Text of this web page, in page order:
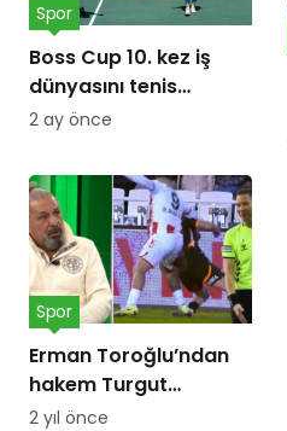
Boss Cup 10. kez iş
dünyasını tenis
kortunda
Spor
2 ay önce
Erman Toroğlu’ndan
hakem Turgut
Doman’a ‘Barış Alper
Spor
2 yıl önce